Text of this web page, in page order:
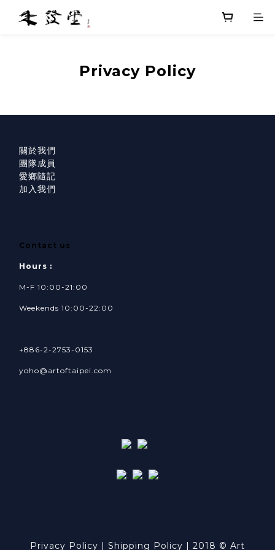
Privacy Policy
關於我們
團隊成員
愛鄉隨記
加入我們
Contact us
Hours :
M-F 10:00-21:00
Weekends 10:00-22:00
+886-2-2753-0153
yoho@artoftaipei.com
Privacy Policy | ​ Shipping Policy | 2018 © Art